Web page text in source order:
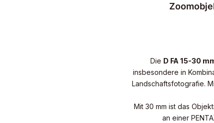
Die D FA 15-30
insbesondere in
Landschaftsfotografie.
Mit 30 mm ist das
an einer